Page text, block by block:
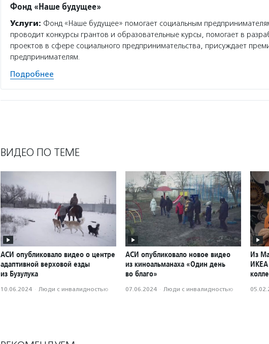
Фонд «Наше будущее»
Услуги: Фонд «Наше будущее» помогает социальным
проводит конкурсы грантов и образовательные курсы, помогает в
проектов в сфере социального предпринимательства, присуждает
предпринимателям.
Подробнее
ВИДЕО ПО ТЕМЕ
АСИ опубликовало видео о центре
адаптивной верховой езды
из Бузулука
10.06.2024 · Люди с инвалидностью
АСИ опубликовало новое видео
из киноальманаха «Один день
во благо»
07.06.2024 · Люди с инвалидностью
Из
ИКЕА